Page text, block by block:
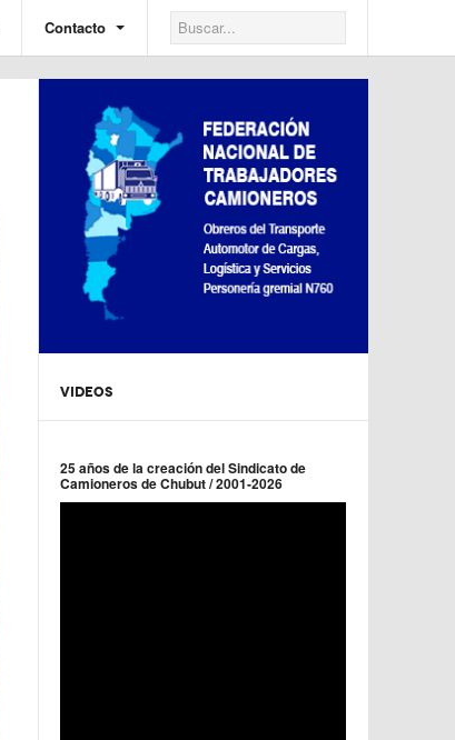
Contacto
VIDEOS
25 años de la creación del Sindicato de
Camioneros de Chubut / 2001-2026